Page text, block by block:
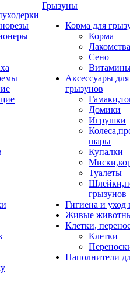
Грызуны
Корма для
Корма
Лакомства
Сено
Аксессуары
грызунов
Домики
Игрушки
шары
Купалки
Туалеты
грызунов
Гигиена и уход
Живые
Клетки,
Клетки
Наполнители